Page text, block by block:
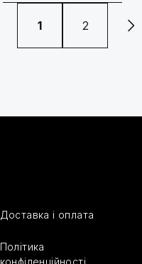
1 2
Доставка і оплата
Політика
конфіденційності